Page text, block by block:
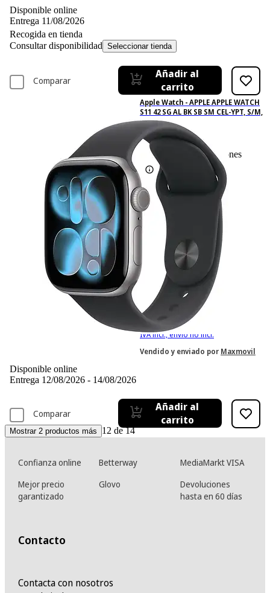
Disponible online
Entrega 11/08/2026
Recogida en tienda
Consultar disponibilidad Seleccionar tienda
Comparar
Añadir al
carrito
Apple Watch - APPLE APPLE WATCH
S11 42 SG AL BK SB SM CEL-YPT, S/M,
Aluminio, Negro
Basado en 0 valoraciones
-8%
666,99 €
610,99 €
610,99€
IVA incl., envío no incl.
Vendido y enviado por Maxmovil
Disponible online
Entrega 12/08/2026 - 14/08/2026
Comparar
Añadir al
carrito
Mostrar 2 productos más 12 de 14
Confianza online Betterway
MediaMarkt VISA
Mejor precio
garantizado
Glovo
Devoluciones
hasta en 60 días
Contacto
Contacta con nosotros